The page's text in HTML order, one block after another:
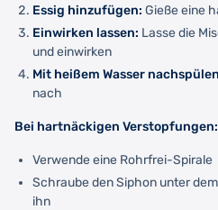
Essig hinzufügen: Gieße eine
Einwirken lassen: Lasse die
und einwirken
Mit heißem Wasser
nach
Bei hartnäckigen Verstopfungen:
Verwende eine Rohrfrei-Spirale
Schraube den Siphon unter
ihn